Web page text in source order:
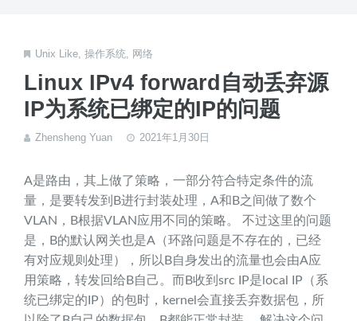
Unix Like 操作系统 网络
Linux IPv4 forward自动丢弃源
IP为系统已绑定的IP的问题
Zhensheng Yuan 2021年1月30日
A是路由，其上做了策略，一部分符合特定条件的流
量，是要转发到B进行封装处理，A和B之间做了数个
VLAN，B根据VLAN应用不同的策略。 不过这里的问题
是，B的默认网关也是A（环路问题是不存在的，已经
有对应规则处理），所以B自身发出的流量也会由A应
用策略，转发回给B自己。而B收到src IP是local IP（系
统已绑定的IP）的包时，kernel会直接丢弃数据包，所